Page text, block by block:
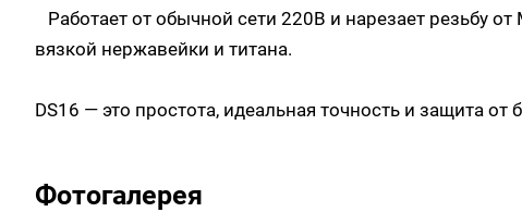
Работает от обычной сети 220В и нарезает резьбу
вязкой нержавейки и титана.
DS16 — это простота, идеальная точность и защита от
Фотогалерея